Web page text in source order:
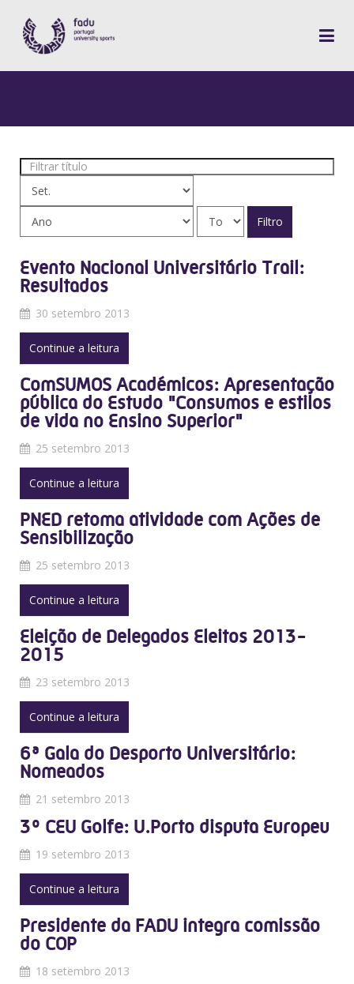
Filtrar
título
Filtro
Evento Nacional Universitário Trail:
Resultados
30 setembro 2013
Continue a leitura
ComSUMOS Académicos: Apresentação
pública do Estudo "Consumos e estilos
de vida no Ensino Superior"
25 setembro 2013
Continue a leitura
PNED retoma atividade com Ações de
Sensibilização
25 setembro 2013
Continue a leitura
Eleição de Delegados Eleitos 2013-
2015
23 setembro 2013
Continue a leitura
6ª Gala do Desporto Universitário:
Nomeados
21 setembro 2013
3º CEU Golfe: U.Porto disputa Europeu
19 setembro 2013
Continue a leitura
Presidente da FADU integra comissão
do COP
18 setembro 2013